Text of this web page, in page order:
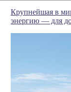
Крупнейшая в
энергию — для